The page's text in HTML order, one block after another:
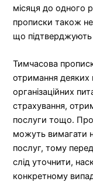
місяця до одного
прописки також
що підтверджують
Тимчасова
отримання деяких
організаційних
страхування,
послуги тощо.
можуть вимагати
послуг, тому
слід уточнити,
конкретному